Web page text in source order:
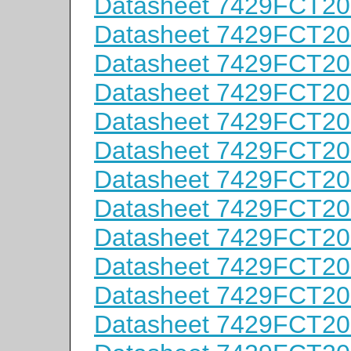
Datasheet
Datasheet
Datasheet
Datasheet
Datasheet
Datasheet
Datasheet
Datasheet
Datasheet
Datasheet
Datasheet